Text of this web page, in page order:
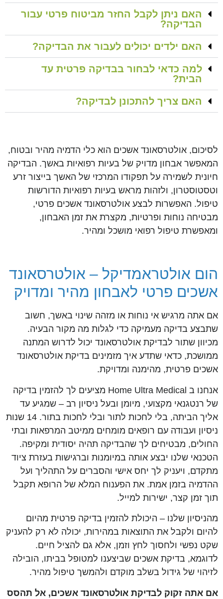
האם ניתן לקבל החזר מביטוח פרטי עבור
הבדיקה?
האם ילדים יכולים לעבור את הבדיקה?
למה כדאי לבחור בבדיקה פרטית עד
הבית?
האם צריך להתכונן לבדיקה?
לסיכום, אולטרסאונד אשכים הוא כלי הדמיה מהיר ובטוח,
המאפשר אבחון מדויק של בעיות רפואיות באשך. הבדיקה
חיונית לשמירה על תפקודו המרכזי של האשך בייצור זרע
וטסטוסטרון, ולזהות מראש בעיות רפואיות הדורשות
טיפול. האפשרות לבצע אולטרסאונד אשכים פרטי,
מבטיחה נוחות ופרטיות, מקצרת את זמן האבחון,
ומאפשרת טיפול רפואי מושכל ומהיר.
הום אולטראמדיקל – אולטרסאונד
אשכים פרטי לאבחון מהיר ומדויק
אם אתה מרגיש אי נוחות או מזהה שינוי באשך, חשוב
שתבצע בדיקה מעמיקה כדי לגלות מה מקור הבעיה.
מכיוון שתור לבדיקת אולטרסאונד יכול לדרוש המתנה
ממושכת, כדאי שתדע איך מזמינים בדיקת אולטרסאונד
אשכים פרטית, מהימנה ומדויקת.
אנחנו ב Home Ultra Medical מציעים לך להזמין בדיקה
של רנטגנאי מקצועי, מיומן ובעל ניסיון רב – שמגיע עד
אליך הביתה, בלי לחכות לתור ובלי לחכות בתור. 14 שנות
ניסיון ועבודה עם רופאים מומחים ממיטב המרפאות ובתי
החולים, מבטיחים לך שהבדיקה תהיה יסודית ומקיפה.
הטכנאי שלנו יבצע אותה במיומנות וברגישות בעזרת ציוד
מתקדם, ויעניק לך יחס אישי והסברים על התהליך ועל
ההדמיה בזמן אמת. את הפענוח המלא של הרופא תקבל
תוך זמן קצר, ישירות למייל.
מהניסיון שלנו – היכולת להזמין בדיקה פרטית מהיום
להיום ולקבל את התוצאות במהירות, יכולה לא רק להעניק
שקט נפשי ולחסוך לחץ וזמן, אלא גם להציל חיים.
לדוגמא, בדיקת אשכים שביצענו למטופל בביתו, הובילה
לזיהוי של גידול בשלב מוקדם ולהמשך טיפול מהיר.
אם אתה זקוק לבדיקת אולטרסאונד אשכים, אל תהסס